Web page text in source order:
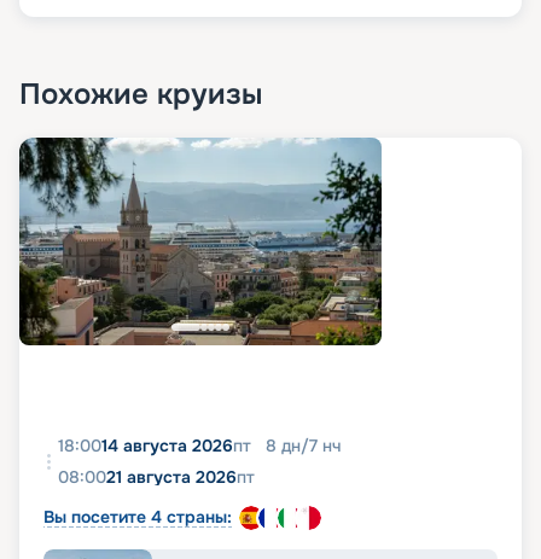
Похожие круизы
18:0014 августа 2026пт 8 дн/7 нч
08:0021 августа 2026пт
Вы посетите 4 страны: